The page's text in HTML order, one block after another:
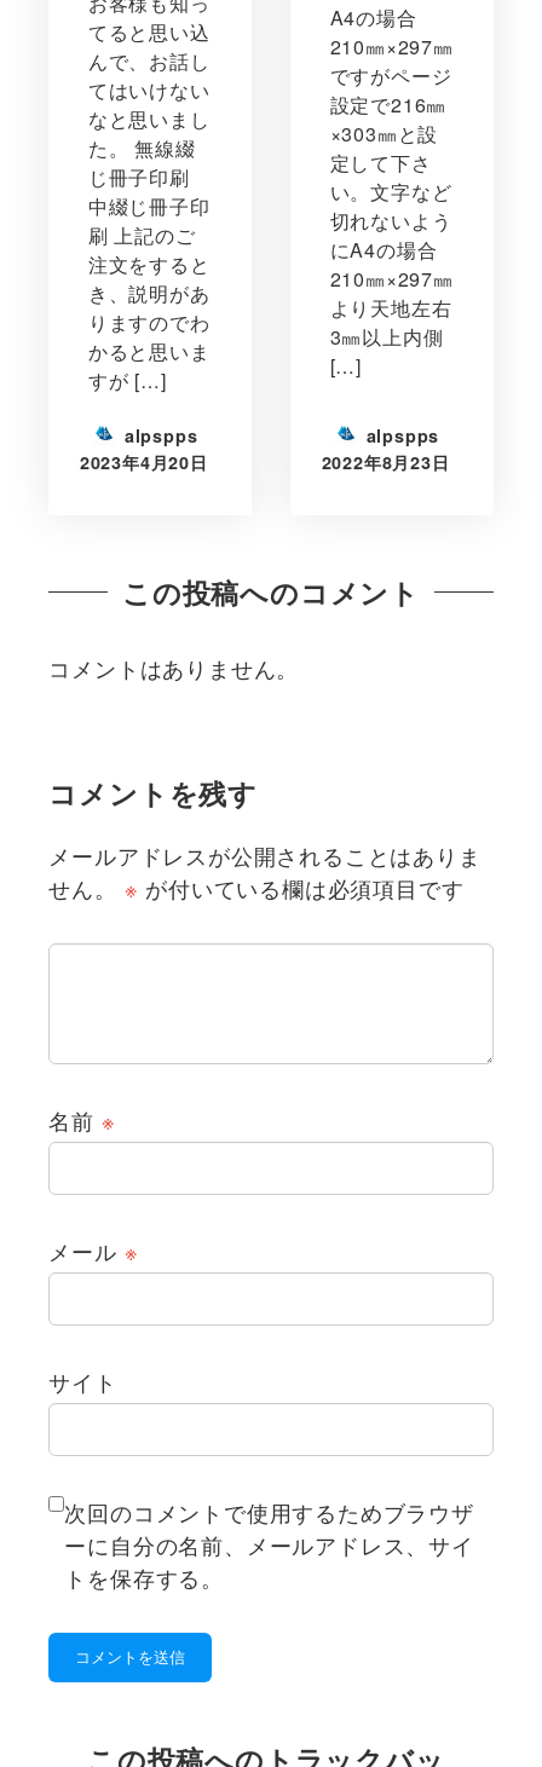
てると思い込
んで、お話し
てはいけない
なと思いまし
た。 無線綴
じ冊子印刷
中綴じ冊子印
刷 上記のご
注文をすると
き、説明があ
りますのでわ
かると思いま
すが […]
alpspps
2023年4月20日
A4の場合
210㎜×297㎜
ですがページ
設定で216㎜
×303㎜と設
定して下さ
い。文字など
切れないよう
にA4の場合
210㎜×297㎜
より天地左右
3㎜以上内側
[…]
alpspps
2022年8月23日
この投稿へのコメント
コメントはありません。
コメントを残す
メールアドレスが公開されることはありま
せん。
※ が付いている欄は必須項目です
名前 ※
メール ※
サイト
次回のコメントで使用するためブラウザ
ーに自分の名前、メールアドレス、サイ
トを保存する。